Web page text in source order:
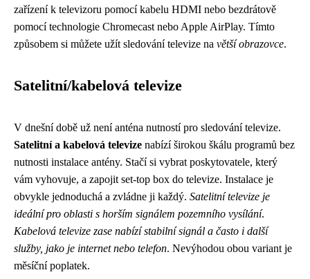
zařízení k televizoru pomocí kabelu HDMI nebo bezdrátově
pomocí technologie Chromecast nebo Apple AirPlay. Tímto
způsobem si můžete užít sledování televize na větší obrazovce.
Satelitní/kabelová televize
V dnešní době už není anténa nutností pro sledování televize.
Satelitní a kabelová televize nabízí širokou škálu programů bez
nutnosti instalace antény. Stačí si vybrat poskytovatele, který
vám vyhovuje, a zapojit set-top box do televize. Instalace je
obvykle jednoduchá a zvládne ji každý. Satelitní televize je
ideální pro oblasti s horším signálem pozemního vysílání.
Kabelová televize zase nabízí stabilní signál a často i další
služby, jako je internet nebo telefon. Nevýhodou obou variant je
měsíční poplatek.